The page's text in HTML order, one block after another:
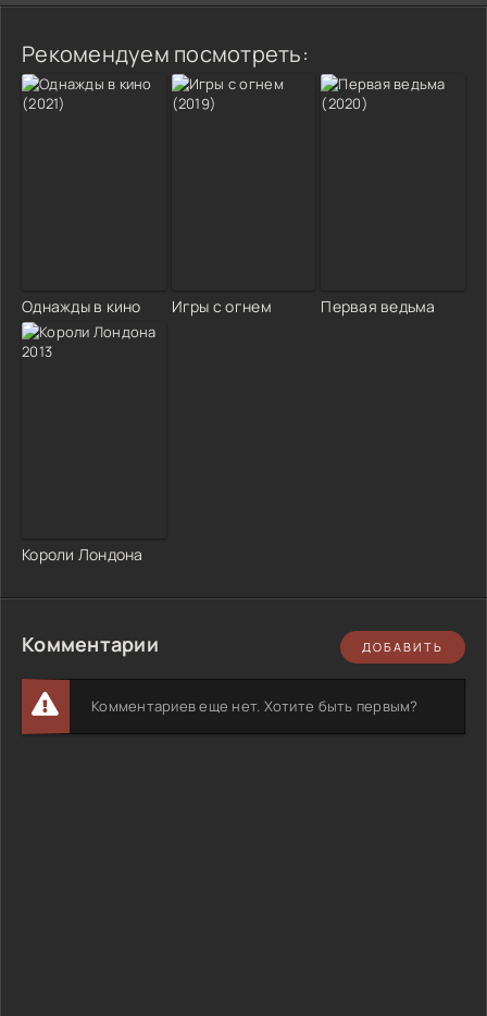
Рекомендуем посмотреть:
Однажды в кино Игры с огнем Первая ведьма
Короли Лондона
Комментарии ДОБАВИТЬ
Комментариев еще нет. Хотите быть первым?